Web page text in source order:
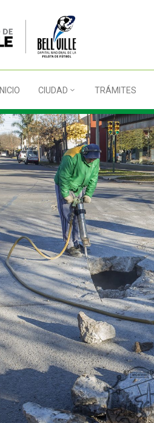
INICIO CIUDAD TRÁMITES